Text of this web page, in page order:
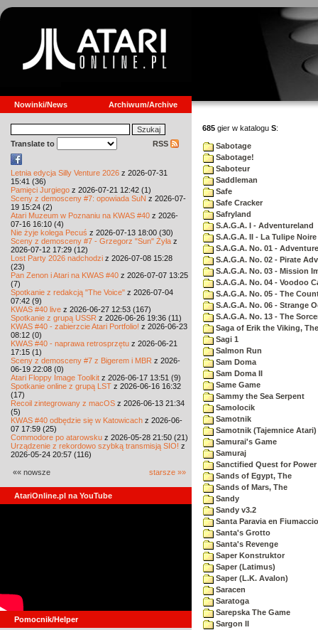
Nowinki/News Archiwum/Archive
Translate to RSS
Letnia edycja Silly Venture 2026 z 2026-07-31
15:41 (36)
Pamięci Jurgiego z 2026-07-21 12:42 (1)
Sceny z demosceny #7: opowiada SuN z 2026-07-
19 15:24 (2)
Atari Muzeum w Poznaniu na KWAS #40 z 2026-
07-16 16:10 (4)
Nie żyje kolega Pecuś z 2026-07-13 18:00 (30)
Sceny z demosceny #7 - Grzegorz "Sun" Żyła z
2026-07-12 17:29 (12)
Lost Party 2026 nadchodzi z 2026-07-08 15:28
(23)
Pan Zenon i Atari na KWAS #40 z 2026-07-07 13:25
(7)
Spotkanie z redakcją "The Voice" z 2026-07-04
07:42 (9)
KWAS #40 live z 2026-06-27 12:53 (167)
Spotkanie z grupą USSR z 2026-06-26 19:36 (11)
KWAS #40 - zabierzcie Atari Portfolio! z 2026-06-23
08:12 (0)
KWAS #40 - naprawa retrosprzętu z 2026-06-21
17:15 (1)
Sceny z demosceny #7 z Bigerem i MBR z 2026-
06-19 22:08 (0)
Atari Floppy Image Toolkit z 2026-06-17 13:51 (9)
Spotkanie online z grupą LST z 2026-06-16 16:32
(17)
Recoil zintegrowany z macOS z 2026-06-13 21:34
(5)
KWAS #40 odbędzie się w Katowicach z 2026-06-
07 17:59 (25)
Commodore po atarowsku z 2026-05-28 21:50 (21)
Urządzenie z rekordowo szybką transmisją SIO! z
2026-05-24 20:57 (116)
«« nowsze starsze »»
AtariOnline.pl na YouTube
Pomocnik/Helper
685 gier w katalogu S:
Sabotage
Sabotage!
Saboteur
Saddleman
Safe
Safe Cracker
Safryland
S.A.G.A. I - Adventureland
S.A.G.A. II - La Tulipe Noire
S.A.G.A. No. 01 -
S.A.G.A. No. 02 - Pirate
S.A.G.A. No. 03 - Mission
S.A.G.A. No. 04 - Voodoo
S.A.G.A. No. 05 - The
S.A.G.A. No. 06 - Strange
S.A.G.A. No. 13 - The
Saga of Erik the Viking, The
Sagi 1
Salmon Run
Sam Doma
Sam Doma II
Same Game
Sammy the Sea Serpent
Samolocik
Samotnik
Samotnik (Tajemnice Atari)
Samurai's Game
Samuraj
Sanctified Quest for Power
Sands of Egypt, The
Sands of Mars, The
Sandy
Sandy v3.2
Santa Paravia en Fiumaccio
Santa's Grotto
Santa's Revenge
Saper Konstruktor
Saper (Latimus)
Saper (L.K. Avalon)
Saracen
Saratoga
Sarepska The Game
Sargon II